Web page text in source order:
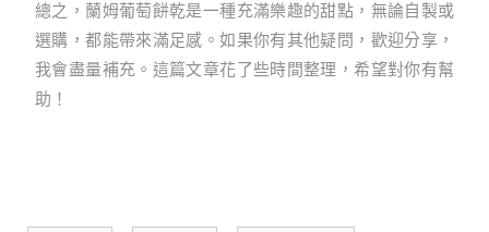
總之，蘭姆葡萄餅乾是一種充滿樂趣的甜點，無論自製或
選購，都能帶來滿足感。如果你有其他疑問，歡迎分享，
我會盡量補充。這篇文章花了些時間整理，希望對你有幫
助！